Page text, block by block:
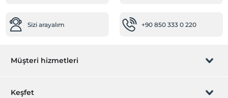
Aile odaları
Restoranda bebek sandalyesi
Sizi arayalım +90 850 333 0 220
Müşteri hizmetleri
Rezervasyon yönet
Keşfet